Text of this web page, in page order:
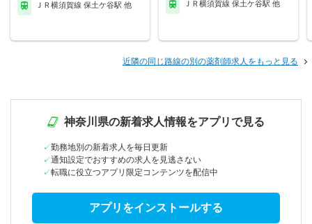
ＪＲ横須賀線 保土ケ谷駅 他 ＪＲ横須賀線 保土ケ谷駅 他
近隣の同じ路線の別の薬剤師求人をもっと見る
神奈川県の新着求人情報をアプリで見る
勤務地別の新着求人を毎日更新
通知設定でおすすめの求人を見逃さない
転職に役立つアプリ限定コンテンツを配信中
アプリをインストールする